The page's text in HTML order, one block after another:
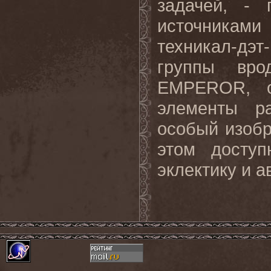
задачей, -
техникал-
группы
элементы
особый
этом
эклектику и